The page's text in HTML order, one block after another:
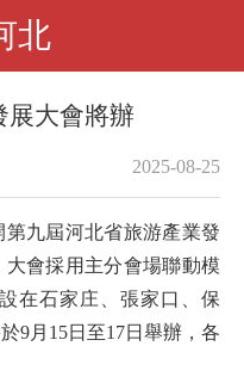
北
展大會將辦
2025-08-25
九屆河北省旅游產業發
會採用主分會場聯動模
在石家庄、張家口、保
9月15日至17日舉辦，各